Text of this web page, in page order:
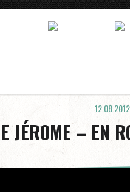
12.08.2012
JÉROME – EN